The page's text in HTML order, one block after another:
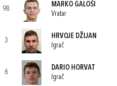
98
MARKO GALOŠI
Vratar
3
HRVOJE DŽIJAN
Igrač
6
DARIO HORVAT
Igrač